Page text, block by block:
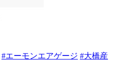
#エーモンエアゲージ #大橋産